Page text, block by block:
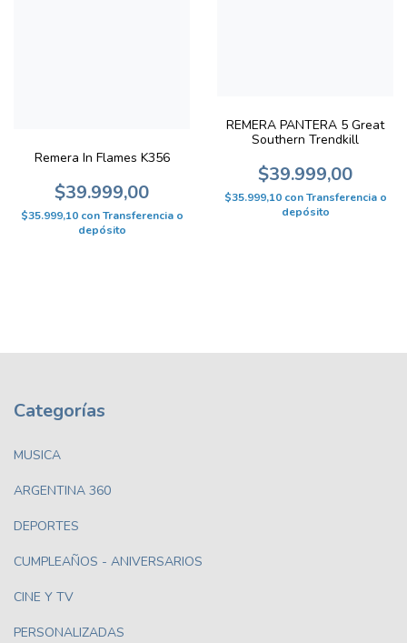
Remera In Flames K356
$39.999,00
$35.999,10 con Transferencia o
depósito
REMERA PANTERA 5 Great
Southern Trendkill
$39.999,00
$35.999,10 con Transferencia o
depósito
Categorías
MUSICA
ARGENTINA 360
DEPORTES
CUMPLEAÑOS - ANIVERSARIOS
CINE Y TV
PERSONALIZADAS